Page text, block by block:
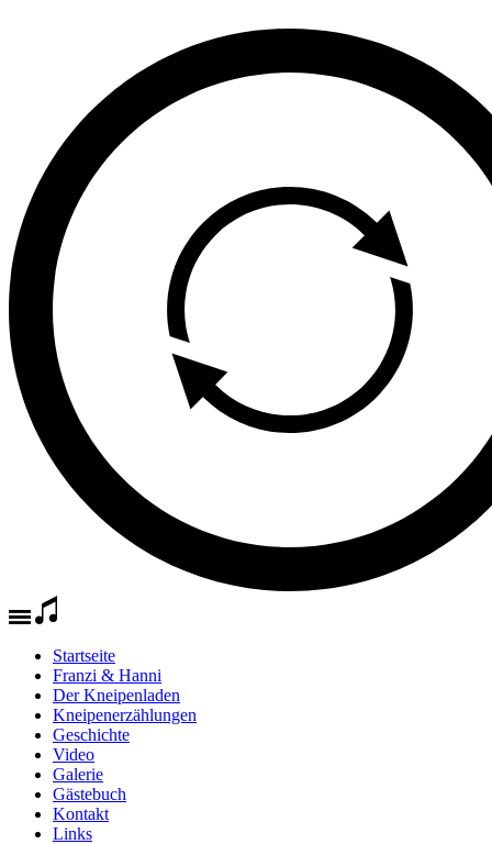
Startseite
Franzi & Hanni
Der Kneipenladen
Kneipenerzählungen
Geschichte
Video
Galerie
Gästebuch
Kontakt
Links